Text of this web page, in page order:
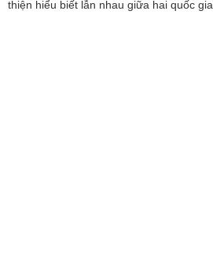
thiện hiểu biết lẫn nhau giữa hai quốc gia.